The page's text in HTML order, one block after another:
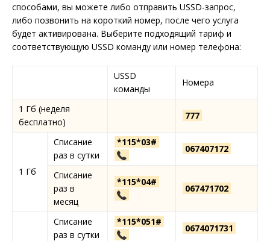
способами, вы можете либо отправить USSD-запрос,
либо позвонить на короткий номер, после чего услуга
будет активирована. Выберите подходящий тариф и
соответствующую USSD команду или номер телефона:
USSD
команды
Номера
1 Гб (неделя
бесплатно)
777
1 Гб
Списание
раз в сутки
*115*03#
067407172
Списание
раз в
месяц
*115*04#
067471702
Списание
раз в сутки
*115*051#
0674071731